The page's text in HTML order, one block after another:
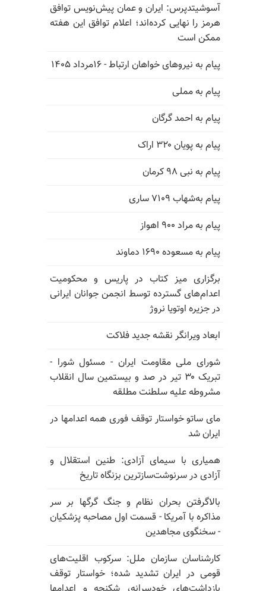
آسوشیتدپرس: ایران و عمان پیش‌نویس توافق
هرمز را نهایی کرده‌اند؛ اعلام توافق این هفته
ممکن است
پیام به نیروهای خواهان ارتباط - ۱۶مرداد ۱۴۰۵
پیام به مملی
پیام به احمد گرگان
پیام به پویان ۳۲۰ اراک
پیام به نبی ۹۸ کرمان
پیام به‌شهاب ۷۱۰۹ ساری
پیام به مراد ۹۰۰ اهواز
پیام به مسعوده ۱۶۹۰ دماوند
برگزاری میز کتاب در پاریس و محکومیت
اعدام‌های گسترده توسط انجمن جوانان ایرانی
در جزیره اوتویا نروژ
ابعاد ویرانگر نقشه جدید فلاکت
شورای ملی مقاومت ایران - مسئول شورا -
تبریک ۳۰ تیر در صد و بیستمین سال انقلاب
مشروطه علیه سلطنت مطلقه
مای ساتو خواستار توقف فوری همه اعدامها در
ایران شد
همیاری با سیمای آزادی: طنین استقلال و
آزادی در سرنوشت‌سازترین بزنگاه تاریخ
بالا‌گرفتن بحران نظام و جنگ گرگها بر سر
مذاکره با آمریکا - قسمت اول مصاحبه پزشکیان
- سخنگوی مجاهدین
کارشناسان سازمان ملل: سرکوب اقلیت‌های
قومی در ایران تشدید شده؛ خواستار توقف